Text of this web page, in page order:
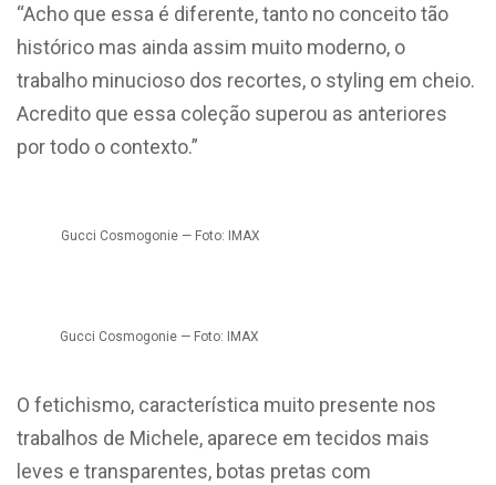
“Acho que essa é diferente, tanto no conceito tão
histórico mas ainda assim muito moderno, o
trabalho minucioso dos recortes, o styling em cheio.
Acredito que essa coleção superou as anteriores
por todo o contexto.”
Gucci Cosmogonie — Foto: IMAX
Gucci Cosmogonie — Foto: IMAX
O fetichismo, característica muito presente nos
trabalhos de Michele, aparece em tecidos mais
leves e transparentes, botas pretas com